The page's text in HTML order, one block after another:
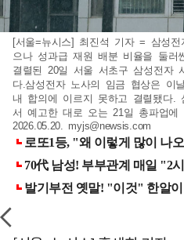
[서울=뉴시스] 최진석 기자 = 삼성
으나 성과급 재원 배분 비율을 둘러
결렬된 20일 서울 서초구 삼성전자
다.삼성전자 노사의 임금 협상은 이
내 합의에 이르지 못하고 결렬됐다.
서 예고한 대로 오는 21일 총파업에
2026.05.20. myjs@newsis.com